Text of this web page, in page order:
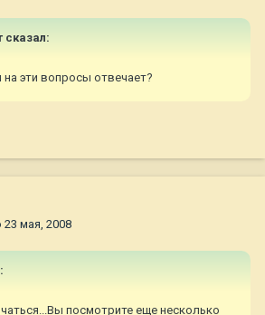
сказал:
на эти вопросы отвечает?
23 мая, 2008
посмотрите еще несколько